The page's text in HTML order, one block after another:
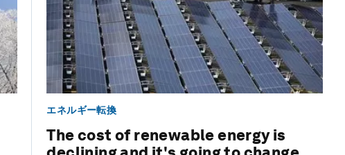
エネルギー転換
The cost of renewable energy is